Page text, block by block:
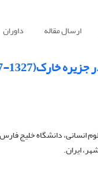
ارسال مقاله داوران
1337هـ.ش.)
انسانی، دانشگاه خلیج
ایران.